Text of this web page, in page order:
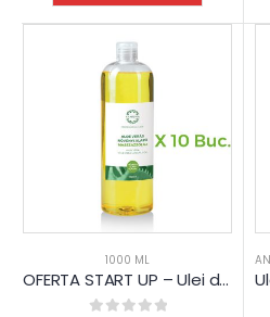
1000 ML
OFERTA START UP – Ulei de masaj cu ALOE VERA – PLANTE – Yamuna – 1.000 ML